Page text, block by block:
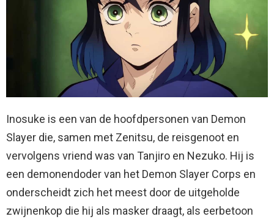
Inosuke is een van de hoofdpersonen van Demon
Slayer die, samen met Zenitsu, de reisgenoot en
vervolgens vriend was van Tanjiro en Nezuko. Hij is
een demonendoder van het Demon Slayer Corps en
onderscheidt zich het meest door de uitgeholde
zwijnenkop die hij als masker draagt, als eerbetoon